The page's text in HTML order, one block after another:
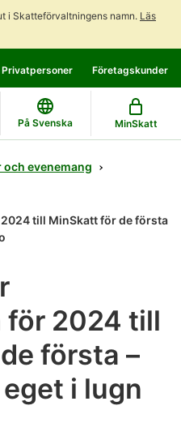
i Skatteförvaltningens namn. Läs
direkt
till
innehållet
till
hela
webbplatsens
sökning
Privatpersoner Företagskunder
På Svenska MinSkatt
och evenemang
till MinSkatt för de första
2024 till
första –
i lugn